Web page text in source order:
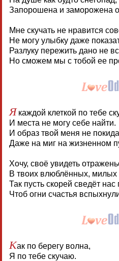
Запорошена и заморожена
Мне скучать не нравится
Не могу улыбку даже
Разлуку пережить дано не
Но сможем мы с тобой ее
Якаждой клеткой по тебе
И места не могу себе найти.
И образ твой меня не
Даже на миг на жизненном
Хочу, своё увидеть
В твоих влюблённых, милых
Так пусть скорей сведёт
Чтоб огни счастья
Как по берегу волна,
Я по тебе скучаю.